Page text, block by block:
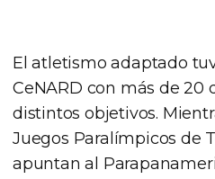
El atletismo adaptado
CeNARD con más de
distintos objetivos.
Juegos Paralímpicos de
apuntan al